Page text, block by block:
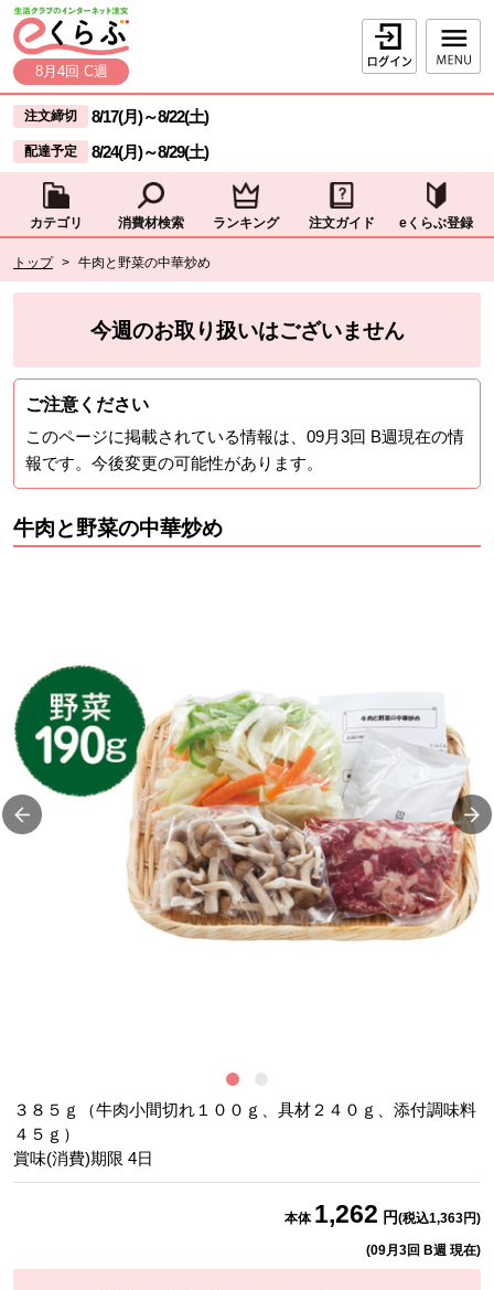
ページの先頭です。
本文へジャンプする。
8月4回 C週
ログイン
ここからサイト内共通メニューです。
サイト内共通メニューをスキップする
注文締切 8/17(月)～8/22(土)
配達予定 8/24(月)～8/29(土)
カテゴリ 消費材検索 ランキング 注文ガイド eくらぶ登録
トップ > 牛肉と野菜の中華炒め
現在位置ここまで
今週のお取り扱いはございません
ご注意ください
このページに掲載されている情報は、 09月3回 B週現在の情
報です。今後変更の可能性があります。
牛肉と野菜の中華炒め
３８５ｇ（牛肉小間切れ１００ｇ、具材２４０ｇ、添付調味料
４５ｇ）
賞味(消費)期限 4日
本体 1,262 円(税込1,363円)
(09月3回 B週 現在)